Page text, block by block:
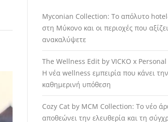
Myconian Collection: Το απόλυτο
στη Μύκονο και οι περιοχές που
ανακαλύψετε
The Wellness Edit by VICKO x
Η νέα wellness εμπειρία που κάνει
καθημερινή υπόθεση
Cozy Cat by MCM Collection: Το νέο
αποθεώνει την ελευθερία και τη